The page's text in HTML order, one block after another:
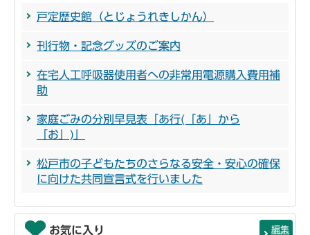
戸定歴史館（とじょうれきしかん）
刊行物・記念グッズのご案内
在宅人工呼吸器使用者への非常用電源購入費用補
助
家庭ごみの分別早見表「あ行(「あ」から
「お」)」
松戸市の子どもたちのさらなる安全・安心の確保
に向けた共同宣言式を行いました
お気に入り 編集